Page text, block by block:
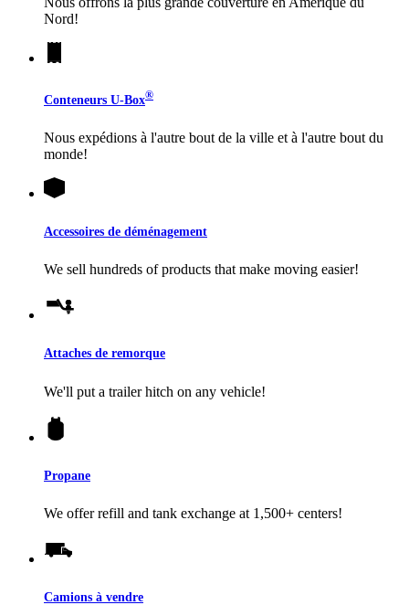
Nord!
Conteneurs U-Box®
Nous expédions à l'autre bout de la ville et à l'autre bout du
monde!
Accessoires de déménagement
We sell hundreds of products that make moving easier!
Attaches de remorque
We'll put a trailer hitch on any vehicle!
Propane
We offer refill and tank exchange at 1,500+ centers!
Camions à vendre